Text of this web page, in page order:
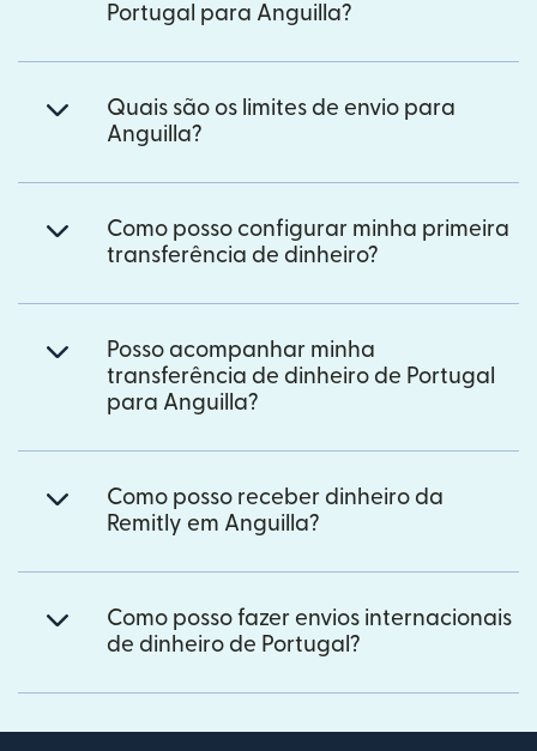
Portugal para Anguilla?
Quais são os limites de envio para
Anguilla?
Como posso configurar minha primeira
transferência de dinheiro?
Posso acompanhar minha
transferência de dinheiro de Portugal
para Anguilla?
Como posso receber dinheiro da
Remitly em Anguilla?
Como posso fazer envios internacionais
de dinheiro de Portugal?